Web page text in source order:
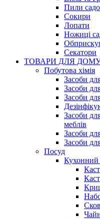
Пили
Сокири
Лопати
Ножиці
Секатори
ТОВАРИ ДЛЯ
Побутова хімія
Засоби
Засоби
Засоби
Засоби
меблів
Засоби
Засоби
Посуд
Кухонний